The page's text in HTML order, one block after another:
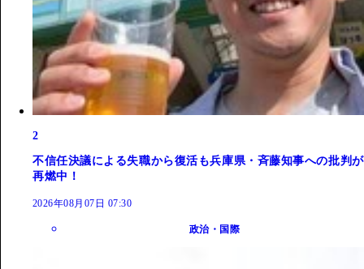
2
不信任決議による失職から復活も兵庫県・斉藤知事への批判が
再燃中！
2026年08月07日 07:30
政治・国際